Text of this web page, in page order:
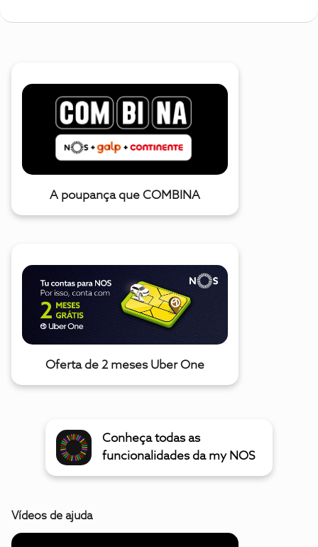
A poupança que COMBINA
Oferta de 2 meses Uber One
Conheça todas as
funcionalidades da my NOS
Vídeos de ajuda